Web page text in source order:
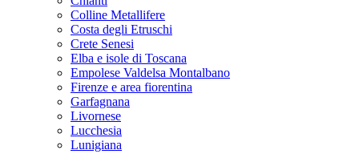
Colline Metallifere
Costa degli Etruschi
Crete Senesi
Elba e isole di Toscana
Empolese Valdelsa Montalbano
Firenze e area fiorentina
Garfagnana
Livornese
Lucchesia
Lunigiana